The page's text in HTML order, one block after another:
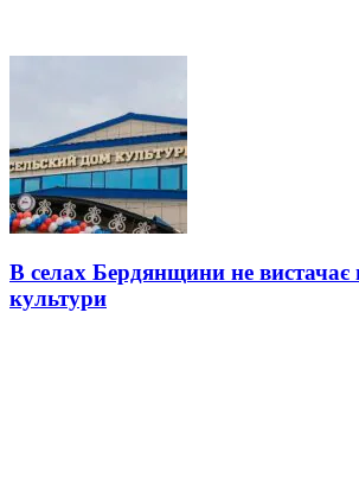
В селах Бердянщини не вистачає
культури